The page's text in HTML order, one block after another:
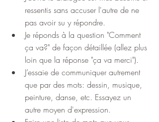
ressentis sans accuser l'autre de ne
pas avoir su y répondre.
Je réponds à la question "Comment
ça va?" de façon détaillée (allez plus
loin que la réponse "ça va merci").
J’essaie de communiquer autrement
que par des mots: dessin, musique,
peinture, danse, etc. Essayez un
autre moyen d'expression.